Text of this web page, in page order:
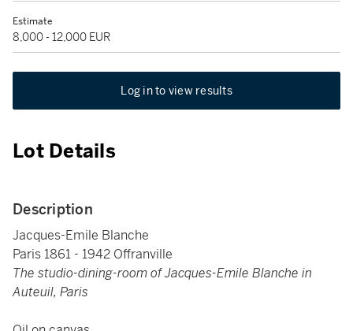
Estimate
8,000 - 12,000 EUR
Log in to view results
Lot Details
Description
Jacques-Emile Blanche
Paris 1861 - 1942 Offranville
The studio-dining-room of Jacques-Emile Blanche in
Auteuil, Paris